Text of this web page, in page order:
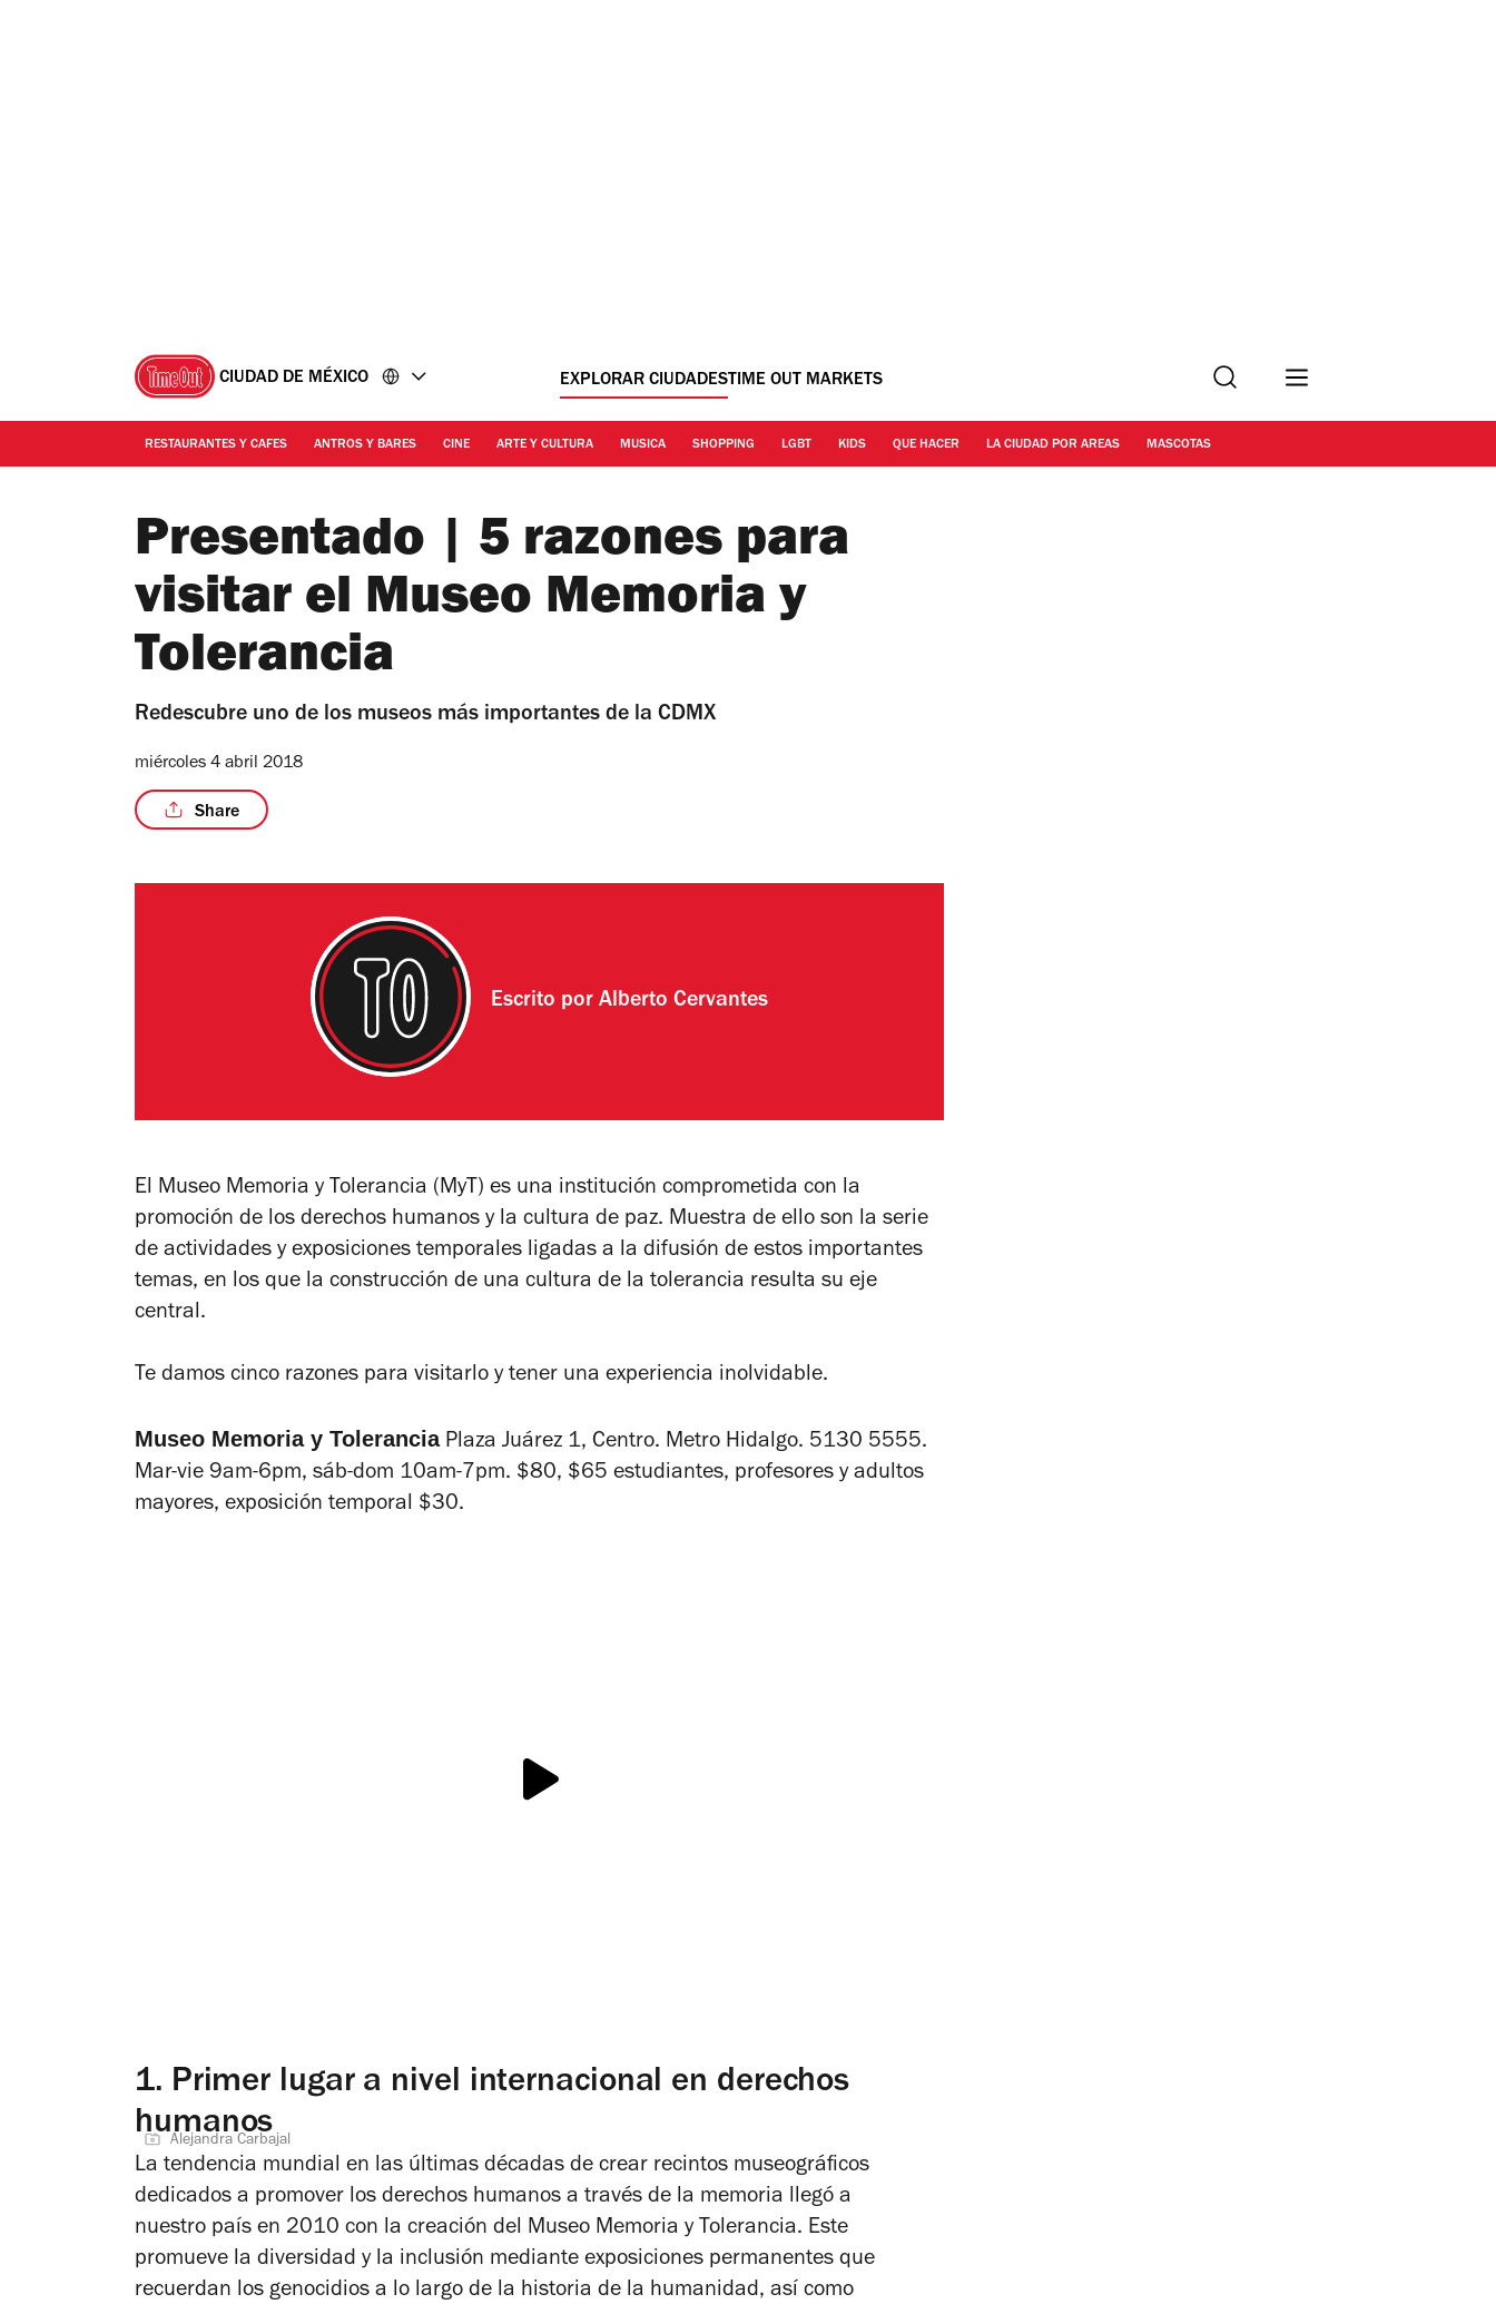
CIUDAD DE MÉXICO EXPLORAR CIUDADESTIME OUT MARKETS Buscar
RESTAURANTES Y CAFES ANTROS Y BARES CINE ARTE Y CULTURA MUSICA SHOPPING LGBT KIDS QUE HACER LA CIUDAD POR AREAS MASCOTAS
Presentado | 5 razones para
visitar el Museo Memoria y
Tolerancia
Redescubre uno de los museos más importantes de la CDMX
miércoles 4 abril 2018
Share
Escrito por Alberto Cervantes
El Museo Memoria y Tolerancia (MyT) es una institución comprometida con la
promoción de los derechos humanos y la cultura de paz. Muestra de ello son la serie
de actividades y exposiciones temporales ligadas a la difusión de estos importantes
temas, en los que la construcción de una cultura de la tolerancia resulta su eje
central.
Te damos cinco razones para visitarlo y tener una experiencia inolvidable.
Museo Memoria y ToleranciaPlaza Juárez 1, Centro. Metro Hidalgo. 5130 5555.
Mar-vie 9am-6pm, sáb-dom 10am-7pm. $80, $65 estudiantes, profesores y adultos
mayores, exposición temporal $30.
1. Primer lugar a nivel internacional en derechos
humanos
Alejandra Carbajal
La tendencia mundial en las últimas décadas de crear recintos museográficos
dedicados a promover los derechos humanos a través de la memoria llegó a
nuestro país en 2010 con la creación del Museo Memoria y Tolerancia. Este
promueve la diversidad y la inclusión mediante exposiciones permanentes que
recuerdan los genocidios a lo largo de la historia de la humanidad, así como